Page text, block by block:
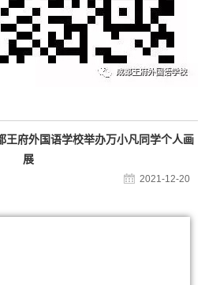
府外国语学校举办万小凡同学个人画
展
2021-12-20